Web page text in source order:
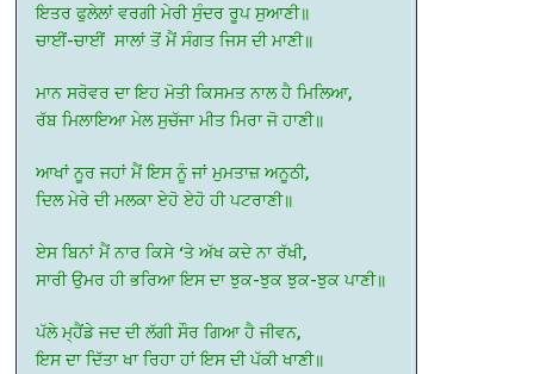
ਇਤਰ ਫੁਲੇਲਾਂ ਵਰਗੀ ਮੇਰੀ ਸੁੰਦਰ ਰੂਪ ਸੁਆਣੀ॥
ਚਾਈਂ-ਚਾਈਂ ਸਾਲਾਂ ਤੋਂ ਮੈਂ ਸੰਗਤ ਜਿਸ ਦੀ ਮਾਣੀ॥
ਮਾਨ ਸਰੋਵਰ ਦਾ ਇਹ ਮੋਤੀ ਕਿਸਮਤ ਨਾਲ ਹੈ ਮਿਲਿਆ,
ਰੱਬ ਮਿਲਾਇਆ ਮੇਲ ਸੁਚੱਜਾ ਮੀਤ ਮਿਰਾ ਜੋ ਹਾਣੀ॥
ਆਖਾਂ ਨੂਰ ਜਹਾਂ ਮੈਂ ਇਸ ਨੂੰ ਜਾਂ ਮੁਮਤਾਜ਼ ਅਨੂਠੀ,
ਦਿਲ ਮੇਰੇ ਦੀ ਮਲਕਾ ਏਹੋ ਏਹੋ ਹੀ ਪਟਰਾਣੀ॥
ਏਸ ਬਿਨਾਂ ਮੈਂ ਨਾਰ ਕਿਸੇ ‘ਤੇ ਅੱਖ ਕਦੇ ਨਾ ਰੱਖੀ,
ਸਾਰੀ ਉਮਰ ਹੀ ਭਰਿਆ ਇਸ ਦਾ ਝੁਕ-ਝੁਕ ਝੁਕ-ਝੁਕ ਪਾਣੀ॥
ਪੱਲੇ ਮ੍ਹੈਂਡੇ ਜਦ ਦੀ ਲੱਗੀ ਸੌਰ ਗਿਆ ਹੈ ਜੀਵਨ,
ਇਸ ਦਾ ਦਿੱਤਾ ਖਾ ਰਿਹਾ ਹਾਂ ਇਸ ਦੀ ਪੱਕੀ ਖਾਣੀ॥